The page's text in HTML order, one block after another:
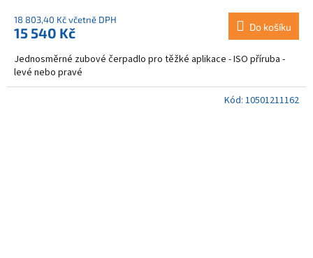
18 803,40 Kč včetně DPH
15 540 Kč Do košíku
Jednosměrné zubové čerpadlo pro těžké aplikace - ISO příruba -
levé nebo pravé
Kód: 10501211162